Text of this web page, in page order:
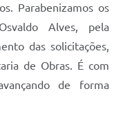
Parabenizamos os
Alves, pela
das solicitações,
de Obras. É com
de forma